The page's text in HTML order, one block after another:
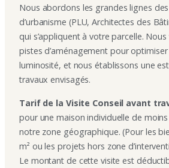
Nous abordons les grandes lignes
d’urbanisme (PLU, Architectes des
qui s’appliquent à votre parcelle.
pistes d’aménagement pour
luminosité, et nous établissons une
travaux envisagés.
Tarif de la Visite Conseil avant
pour une maison individuelle de
notre zone géographique. (Pour les
m² ou les projets hors zone
Le montant de cette visite est